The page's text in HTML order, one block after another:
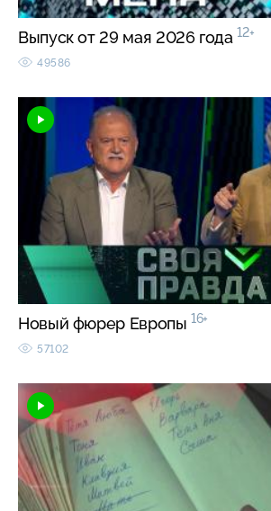
Выпуск от 29 мая 2026 года 12+
49586
Новый фюрер Европы 16+
57102